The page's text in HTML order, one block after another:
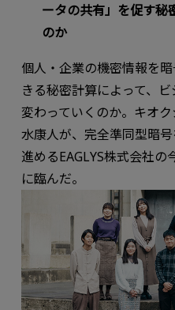
ータの共有」を促す秘
のか
個人・企業の機密情報を
きる秘密計算によって、
変わっていくのか。キオ
水康人が、完全準同型暗
進めるEAGLYS株式会社
に臨んだ。